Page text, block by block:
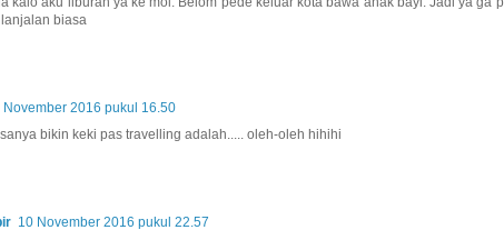
biasa
November 2016 pukul 16.50
bikin keki pas travelling adalah..... oleh-oleh hihihi
10 November 2016 pukul 22.57